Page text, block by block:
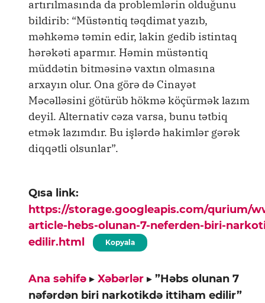
artırılmasında da problemlərin olduğunu
bildirib: “Müstəntiq təqdimat yazıb,
məhkəmə təmin edir, lakin gedib istintaq
hərəkəti aparmır. Həmin müstəntiq
müddətin bitməsinə vaxtın olmasına
arxayın olur. Ona görə də Cinayət
Məcəlləsini götürüb hökmə köçürmək lazım
deyil. Alternativ cəza varsa, bunu tətbiq
etmək lazımdır. Bu işlərdə hakimlər gərək
diqqətli olsunlar”.
Qısa link:
https://storage.googleapis.com/qurium/
article-hebs-olunan-7-neferden-biri-
edilir.html
Kopyala
Ana səhifə ▸ Xəbərlər ▸ ”Həbs olunan 7
nəfərdən biri narkotikdə ittiham edilir”